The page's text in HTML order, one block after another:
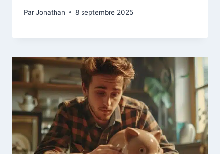
ParJonathan 8 septembre 2025